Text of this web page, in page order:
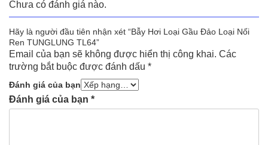
Chưa có đánh giá nào.
Hãy là người đầu tiên nhận xét “Bẫy Hơi Loại Gầu Đảo Loại Nối
Ren TUNGLUNG TL64”
Email của bạn sẽ không được hiển thị công khai. Các
trường bắt buộc được đánh dấu *
Đánh giá của bạn
Đánh giá của bạn *